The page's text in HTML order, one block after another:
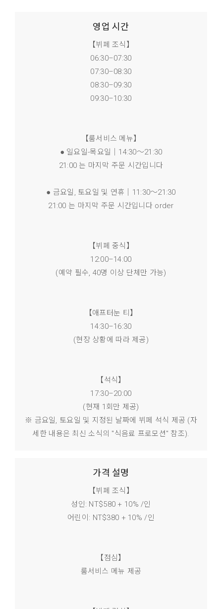
영업 시간
【뷔페 조식】
06:30–07:30
07:30–08:30
08:30–09:30
09:30–10:30
【룸서비스 메뉴】
● 일요일-목요일｜14:30～21:30
21:00 는 마지막 주문 시간입니다
● 금요일, 토요일 및 연휴｜11:30～21:30
21:00 는 마지막 주문 시간입니다 order
【뷔페 중식】
12:00–14:00
(예약 필수, 40명 이상 단체만 가능)
【애프터눈 티】
14:30–16:30
(현장 상황에 따라 제공)
【석식】
17:30–20:00
(현재 1회만 제공)
※ 금요일, 토요일 및 지정된 날짜에 뷔페 석식 제공 (자
세한 내용은 최신 소식의 "식음료 프로모션" 참조).
가격 설명
【뷔페 조식】
성인: NT$580 + 10% /인
어린이: NT$380 + 10% /인
【점심】
룸서비스 메뉴 제공